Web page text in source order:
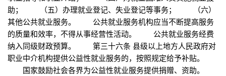
助； （五）办理就业登记、失业登记等事务； （六）
其他公共就业服务。 公共就业服务机构应当不断提高服务
的质量和效率，不得从事经营性活动。 公共就业服务经费
纳入同级财政预算。 第三十六条 县级以上地方人民政府对
职业中介机构提供公益性就业服务的，按照规定给予补贴。
国家鼓励社会各界为公益性就业服务提供捐赠、资助。